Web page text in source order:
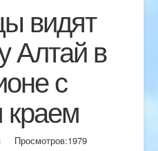
видят
Алтай в
с
краем
Просмотров:1979